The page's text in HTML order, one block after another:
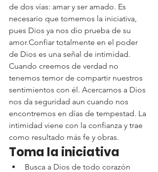
de dos vías: amar y ser amado. Es
necesario que tomemos la iniciativa,
pues Dios ya nos dio prueba de su
amor.Confiar totalmente en el poder
de Dios es una señal de intimidad.
Cuando creemos de verdad no
tenemos temor de compartir nuestros
sentimientos con él. Acercarnos a Dios
nos da seguridad aun cuando nos
encontremos en días de tempestad. La
intimidad viene con la confianza y trae
como resultado más fe y obras.
Toma la iniciativa
Busca a Dios de todo corazón